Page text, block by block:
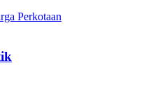
Perkotaan